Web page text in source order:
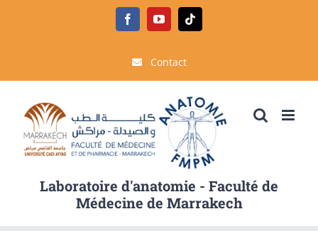
FacebookYouTubeTiktok
Contact
Laboratoire d'anatomie - Faculté de
Médecine de Marrakech